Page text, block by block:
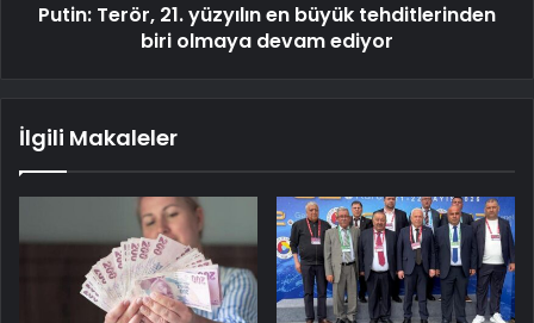
Putin: Terör, 21. yüzyılın en büyük tehditlerinden
biri olmaya devam ediyor
İlgili Makaleler